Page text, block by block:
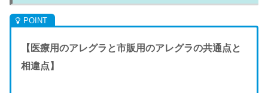
【医療用のアレグラと市販用のアレグラの共通点と
相違点】